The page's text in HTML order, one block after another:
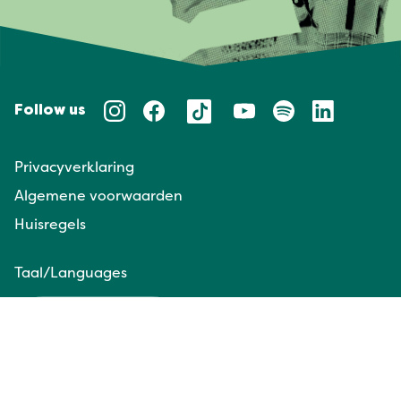
Follow us
Privacyverklaring
Algemene voorwaarden
Huisregels
Taal/Languages